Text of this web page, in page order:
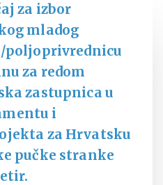
za izbor
mladog
za redom
zastupnica u
i
za Hrvatsku
pučke stranke